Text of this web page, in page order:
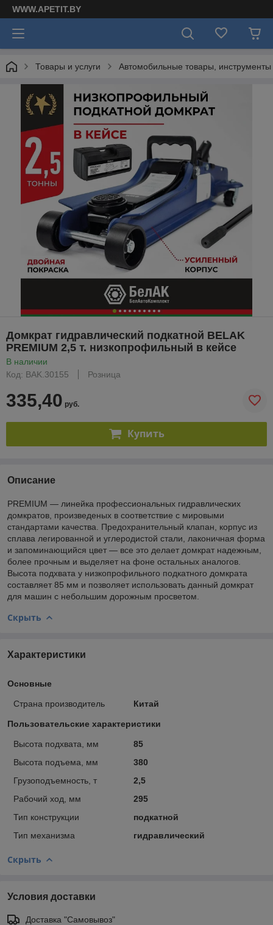
WWW.APETIT.BY
Товары и услуги Автомобильные товары, инструменты
Домкрат гидравлический подкатной BELAK
PREMIUM 2,5 т. низкопрофильный в кейсе
В наличии
Код: BAK.30155
Розница
335,40 руб.
Купить
Описание
PREMIUM — линейка профессиональных гидравлических
домкратов, произведеных в соответствие с мировыми
стандартами качества. Предохранительный клапан, корпус из
сплава легированной и углеродистой стали, лаконичная форма
и запоминающийся цвет — все это делает домкрат надежным,
более прочным и выделяет на фоне остальных аналогов.
Высота подхвата у низкопрофильного подкатного домкрата
составляет 85 мм и позволяет использовать данный домкрат
для машин с небольшим дорожным просветом.
Скрыть
Характеристики
Основные
Страна производитель Китай
Пользовательские характеристики
Высота подхвата, мм
85
Высота подъема, мм
380
Грузоподъемность, т
2,5
Рабочий ход, мм
295
Тип конструкции
подкатной
Тип механизма
гидравлический
Скрыть
Условия доставки
Доставка "Самовывоз"